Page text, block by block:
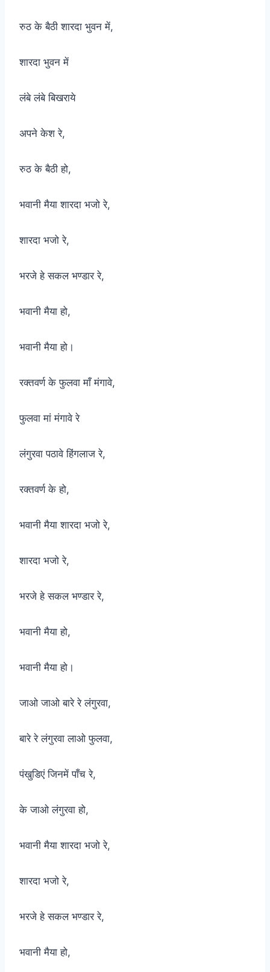
रुठ के बैठी शारदा भुवन में,
शारदा भुवन में
लंबे लंबे बिखराये
अपने केश रे,
रुठ के बैठी हो,
भवानी मैया शारदा भजो रे,
शारदा भजो रे,
भरजे हे सकल भण्डार रे,
भवानी मैया हो,
भवानी मैया हो।
रक्तवर्ण के फुलवा माँ मंगावे,
फुलवा मां मंगावे रे
लंगुरवा पठावे हिंगलाज रे,
रक्तवर्ण के हो,
भवानी मैया शारदा भजो रे,
शारदा भजो रे,
भरजे हे सकल भण्डार रे,
भवानी मैया हो,
भवानी मैया हो।
जाओ जाओ बारे रे लंगुरवा,
बारे रे लंगुरवा लाओ फुलवा,
पंखुडिएं जिनमें पाँच रे,
के जाओ लंगुरवा हो,
भवानी मैया शारदा भजो रे,
शारदा भजो रे,
भरजे हे सकल भण्डार रे,
भवानी मैया हो,